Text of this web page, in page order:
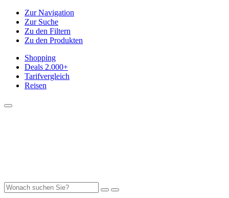
Zur Navigation
Zur Suche
Zu den Filtern
Zu den Produkten
Shopping
Deals 2.000+
Tarifvergleich
Reisen